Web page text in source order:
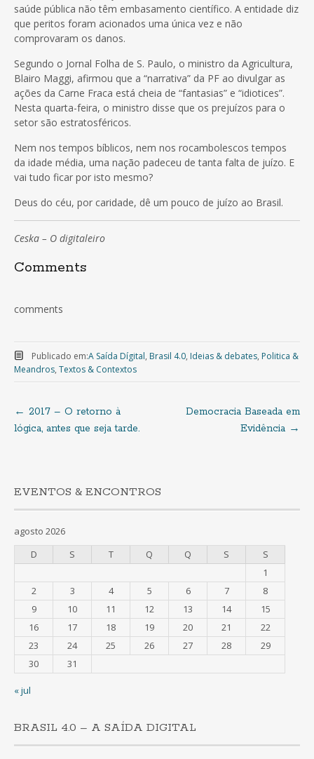
saúde pública não têm embasamento científico. A entidade diz
que peritos foram acionados uma única vez e não
comprovaram os danos.
Segundo o Jornal Folha de S. Paulo, o ministro da Agricultura,
Blairo Maggi, afirmou que a “narrativa” da PF ao divulgar as
ações da Carne Fraca está cheia de “fantasias” e “idiotices”.
Nesta quarta-feira, o ministro disse que os prejuízos para o
setor são estratosféricos.
Nem nos tempos bíblicos, nem nos rocambolescos tempos
da idade média, uma nação padeceu de tanta falta de juízo. E
vai tudo ficar por isto mesmo?
Deus do céu, por caridade, dê um pouco de juízo ao Brasil.
Ceska – O digitaleiro
Comments
comments
Publicado em:A Saída Dígital, Brasil 4.0, Ideias & debates, Politica &
Meandros, Textos & Contextos
Navegação
artigos
← 2017 – O retorno à
lógica, antes que seja tarde.
Democracia Baseada em
Evidência →
EVENTOS & ENCONTROS
agosto 2026
D
S T Q Q S
S
1
2
3 4 5 6 7
8
9
10 11 12 13 14
15
16
17 18 19 20 21
22
23
24 25 26 27 28
29
30
31
« jul
BRASIL 4.0 – A SAÍDA DIGITAL